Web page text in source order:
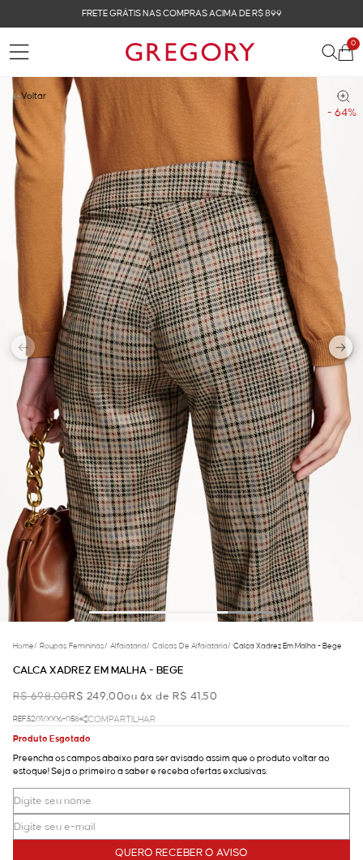
FRETE GRÁTIS NAS COMPRAS ACIMA DE R$ 899
0
- 64%
Voltar
Home/ Roupas Femininas/ Alfaiataria/ Calcas De Alfaiataria/ Calca Xadrez Em Malha - Bege
CALCA XADREZ EM MALHA - BEGE
R$ 698,00R$ 249,00ou 6x de R$ 41,50
REF.52.01.0006-058
COMPARTILHAR
Produto Esgotado
Preencha os campos abaixo para ser avisado assim que o produto voltar ao
estoque! Seja o primeiro a saber e receba ofertas exclusivas.
QUERO RECEBER O AVISO